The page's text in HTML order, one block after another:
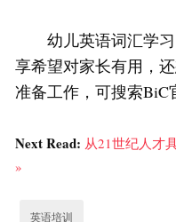
幼儿英语词汇学习
享希望对家长有用，
准备工作，可搜索BiC
Next Read: 从21世纪人才
»
英语培训